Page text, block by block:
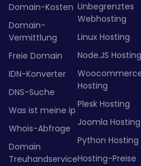
Domain-Kosten
Domain-
Vermittlung
Freie Domain
IDN-Konverter
DNS-Suche
Was ist meine ip
Whois-Abfrage
Domain
Treuhandservice
Unbegrenztes
Webhosting
Linux Hosting
Node.JS Hosting
Hosting
Plesk Hosting
Joomla Hosting
Python Hosting
Hosting-Preise